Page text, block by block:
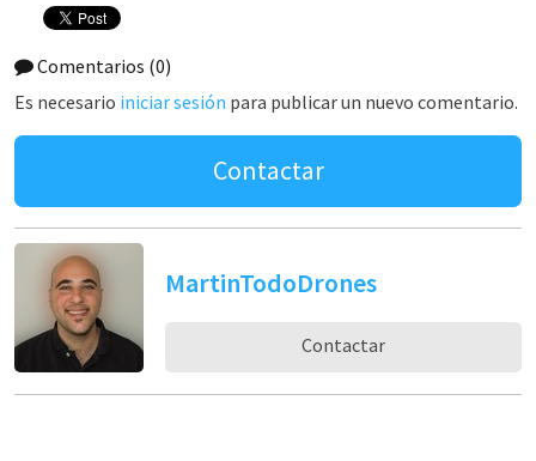
Comentarios (0)
Es necesario iniciar sesión para publicar un nuevo comentario.
Contactar
MartinTodoDrones
Contactar